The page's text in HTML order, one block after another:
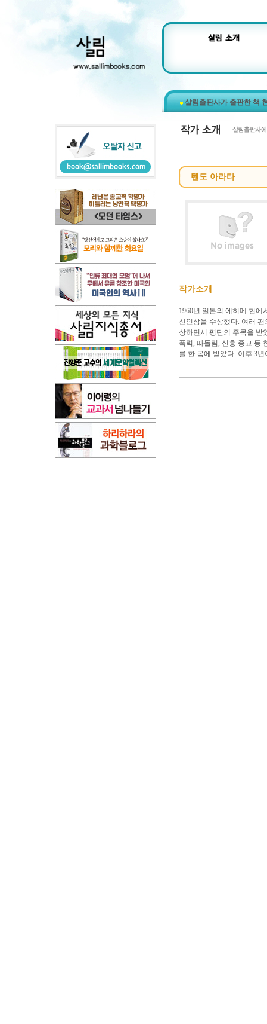
살림출판사가 출판한 책
텐도 아라타
작가소개
1960년 일본의 에히메 현
신인상을 수상했다. 여러
상하면서 평단의 주목을 받
폭력, 따돌림, 신흥 종교 등
를 한 몸에 받았다. 이후 3